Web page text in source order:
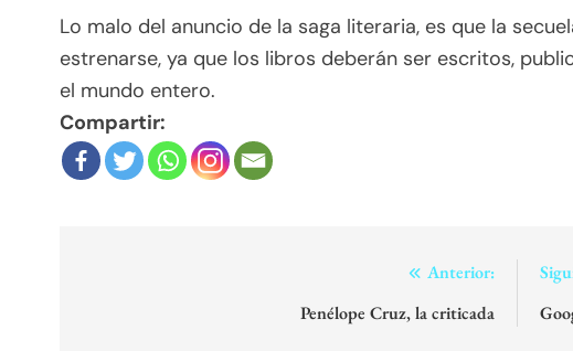
Lo malo del anuncio de la saga literaria, es que la
estrenarse, ya que los libros deberán ser escritos,
el mundo entero.
Compartir:
Anterior:
Penélope Cruz, la criticada